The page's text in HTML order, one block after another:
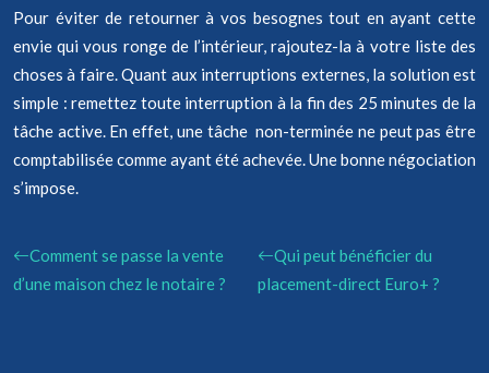
Pour éviter de retourner à vos besognes tout en ayant cette
envie qui vous ronge de l’intérieur, rajoutez-la à votre liste des
choses à faire. Quant aux interruptions externes, la solution est
simple : remettez toute interruption à la fin des 25 minutes de la
tâche active. En effet, une tâche non-terminée ne peut pas être
comptabilisée comme ayant été achevée. Une bonne négociation
s’impose.
Comment se passe la vente
d’une maison chez le notaire ?
Qui peut bénéficier du
placement-direct Euro+ ?